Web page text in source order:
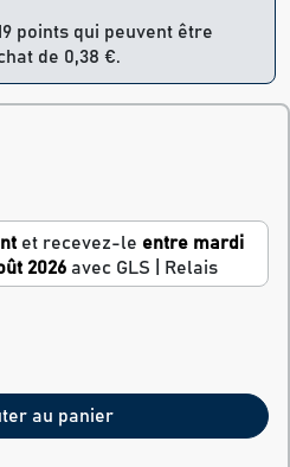
points qui peuvent être
de 0,38 €.
et recevez-le entre mardi
2026 avec GLS | Relais
au panier